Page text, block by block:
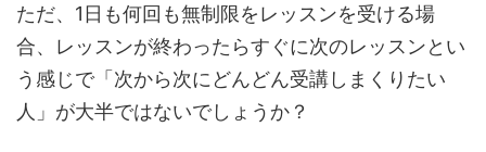
ただ、1日も何回も無制限をレッスンを受ける場
合、レッスンが終わったらすぐに次のレッスンとい
う感じで「次から次にどんどん受講しまくりたい
人」が大半ではないでしょうか？